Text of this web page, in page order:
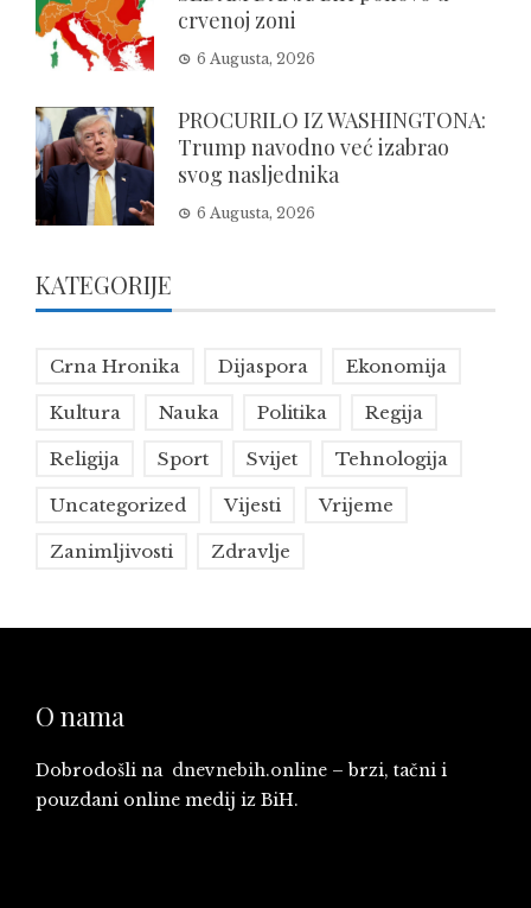
crvenoj zoni
6 Augusta, 2026
PROCURILO IZ WASHINGTONA:
Trump navodno već izabrao
svog nasljednika
6 Augusta, 2026
KATEGORIJE
Crna Hronika Dijaspora Ekonomija
Kultura Nauka Politika Regija
Religija Sport Svijet Tehnologija
Uncategorized Vijesti Vrijeme
Zanimljivosti Zdravlje
O nama
Dobrodošli na dnevnebih.online – brzi, tačni i
pouzdani online medij iz BiH.